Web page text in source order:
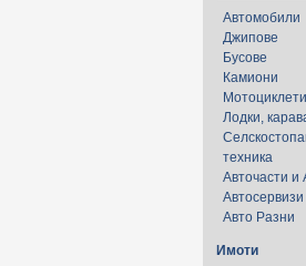
Автомобили
Джипове
Бусове
Камиони
Лодки,
техника
Авточасти и
Автосервизи
Авто Разни
Имоти